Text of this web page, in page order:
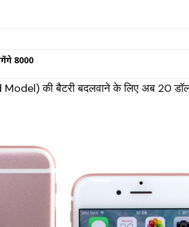
₹8000
की बैटरी बदलवाने के लिए अब 20